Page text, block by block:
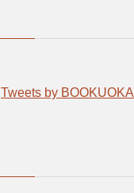
Tweets by BOOKUOKA